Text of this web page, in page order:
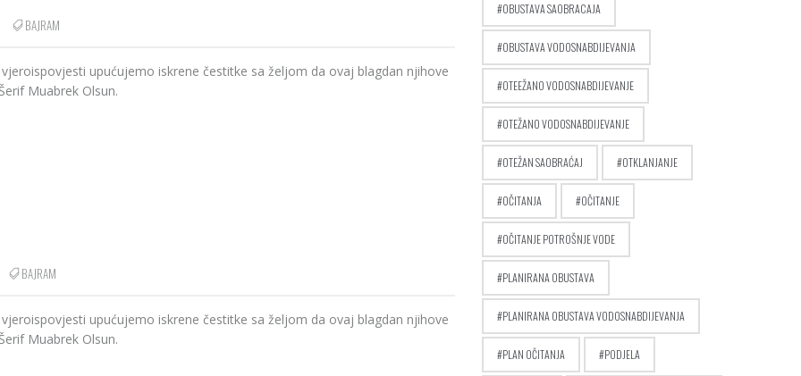
BAJRAM
upućujemo iskrene čestitke sa željom da ovaj blagdan njihove
Muabrek Olsun.
BAJRAM
upućujemo iskrene čestitke sa željom da ovaj blagdan njihove
Muabrek Olsun.
OBUSTAVA SAOBRACAJA
OBUSTAVA VODOSNABDIJEVANJA
OTEEŽANO VODOSNABDIJEVANJE
OTEŽANO VODOSNABDIJEVANJE
OTEŽAN SAOBRAĆAJ OTKLANJANJE
OČITANJA OČITANJE
OČITANJE POTROŠNJE VODE
PLANIRANA OBUSTAVA
PLANIRANA OBUSTAVA VODOSNABDIJEVANJA
PLAN OČITANJA PODJELA